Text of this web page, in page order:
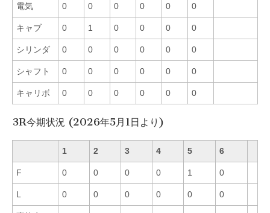
電気 0 0 0 0 0 0
キャブ 0 1 0 0 0 0
シリンダ 0 0 0 0 0 0
シャフト 0 0 0 0 0 0
キャリボ 0 0 0 0 0 0
3R今期状況 (2026年5月1日より)
1 2 3 4 5 6
F 0 0 0 0 1 0
L 0 0 0 0 0 0